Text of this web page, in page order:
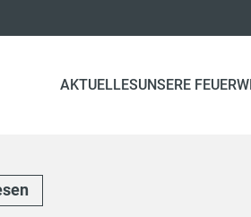
AKTUELLESUNSERE